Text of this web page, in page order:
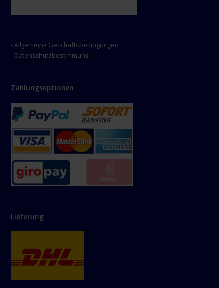
- Allgemeine Geschäftsbedingungen
- Datenschutzbestimmung
Zahlungsoptionen
Lieferung